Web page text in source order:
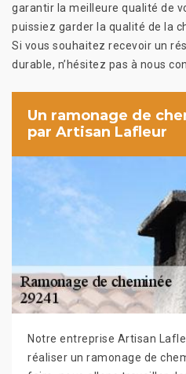
garantir la meilleure qualité de
puissiez garder la qualité de la
Si vous souhaitez recevoir un
durable, n’hésitez pas à nous
Un ramonage de
par Artisan Lafleur
Notre entreprise Artisan
réaliser un ramonage de